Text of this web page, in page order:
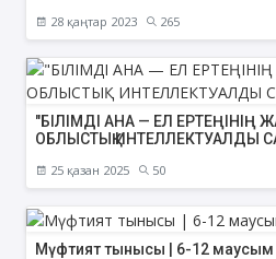
28 қаңтар 2023 265
"БІЛІМДІ АНА — ЕЛ ЕРТЕҢІНІҢ
ОБЛЫСТЫҚ ИНТЕЛЛЕКТУАЛДЫ
25 қазан 2025 50
Мүфтият тынысы | 6-12 маусым